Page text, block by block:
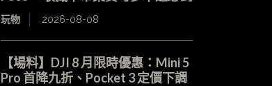
玩物 2026-08-08
【場料】DJI 8 月限時優惠：Mini 5
Pro 首降九折、Pocket 3 定價下調